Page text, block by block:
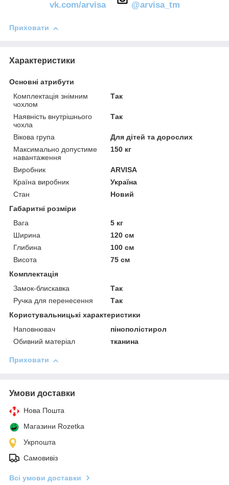
vk.com/arvisa @arvisa_tm
Приховати
Характеристики
Основні атрибути
Комплектація знімним
чохлом
Так
Наявність внутрішнього
чохла
Так
Вікова група
Для дітей та дорослих
Максимально допустиме
навантаження
150 кг
Виробник
ARVISA
Країна виробник
Україна
Стан
Новий
Габаритні розміри
Вага
5 кг
Ширина
120 см
Глибина
100 см
Висота
75 см
Комплектація
Замок-блискавка
Так
Ручка для перенесення
Так
Користувальницькі характеристики
Наповнювач
пінополістирол
Обивний матеріал
тканина
Приховати
Умови доставки
Нова Пошта
Магазини Rozetka
Укрпошта
Самовивіз
Всі умови доставки